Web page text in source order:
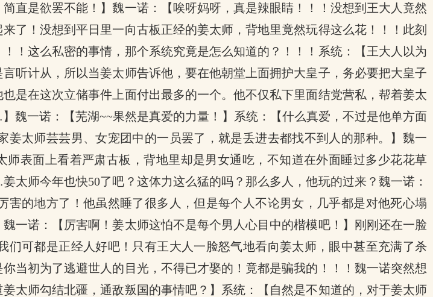
直是欲罢不能！】魏一诺：【唉呀妈呀，真是辣眼睛！！！没想到王大人竟然
了！没想到平日里一向古板正经的姜太师，背地里竟然玩得这么花！！！此刻
！这么私密的事情，那个系统究竟是怎么知道的？！！！系统：【王大人以为
听计从，所以当姜太师告诉他，要在他朝堂上面拥护大皇子，务必要把大皇子
是在这次立储事件上面付出最多的一个。他不仅私下里面结党营私，帮着姜太
一诺：【芜湖~~果然是真爱的力量！】系统：【什么真爱，不过是他单方面
太师芸芸男、女宠团中的一员罢了，就是丢进去都找不到人的那种。】魏一
表面上看着严肃古板，背地里却是男女通吃，不知道在外面睡过多少花花草
师今年也快50了吧？这体力这么猛的吗？那么多人，他玩的过来？魏一诺：
害的地方了！他虽然睡了很多人，但是每个人不论男女，几乎都是对他死心塌
一诺：【厉害啊！姜太师这怕不是每个男人心目中的楷模吧！】刚刚还在一脸
可都是正经人好吧！只有王大人一脸怒气地看向姜太师，眼中甚至充满了杀
当初为了逃避世人的目光，不得已才娶的！竟都是骗我的！！！魏一诺突然想
太师勾结北疆，通敌叛国的事情吧？】系统：【自然是不知道的，对于姜太师